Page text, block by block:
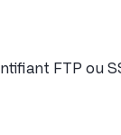
FTP ou